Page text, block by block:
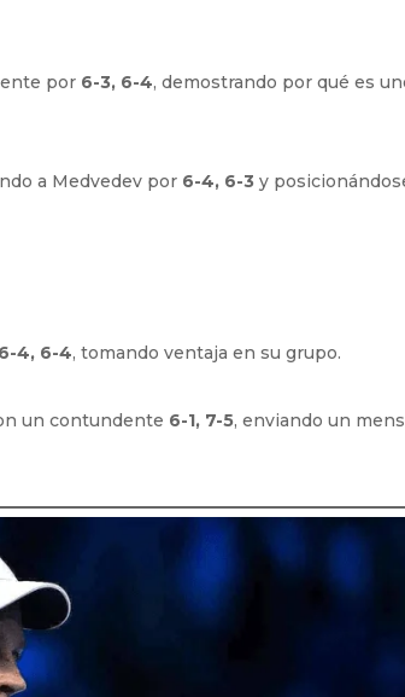
por 6-3, 6-4, demostrando por qué es
a Medvedev por 6-4, 6-3 y
6-4, 6-4, tomando ventaja en su grupo.
un contundente 6-1, 7-5, enviando un